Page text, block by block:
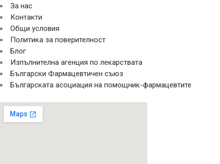
За нас
Контакти
Общи условия
Политика за поверителност
Блог
Изпълнителна агенция по лекарствата
Български Фармацевтичен съюз
Българската асоциация на помощник-фармацевтите